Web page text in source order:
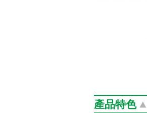
產品特色